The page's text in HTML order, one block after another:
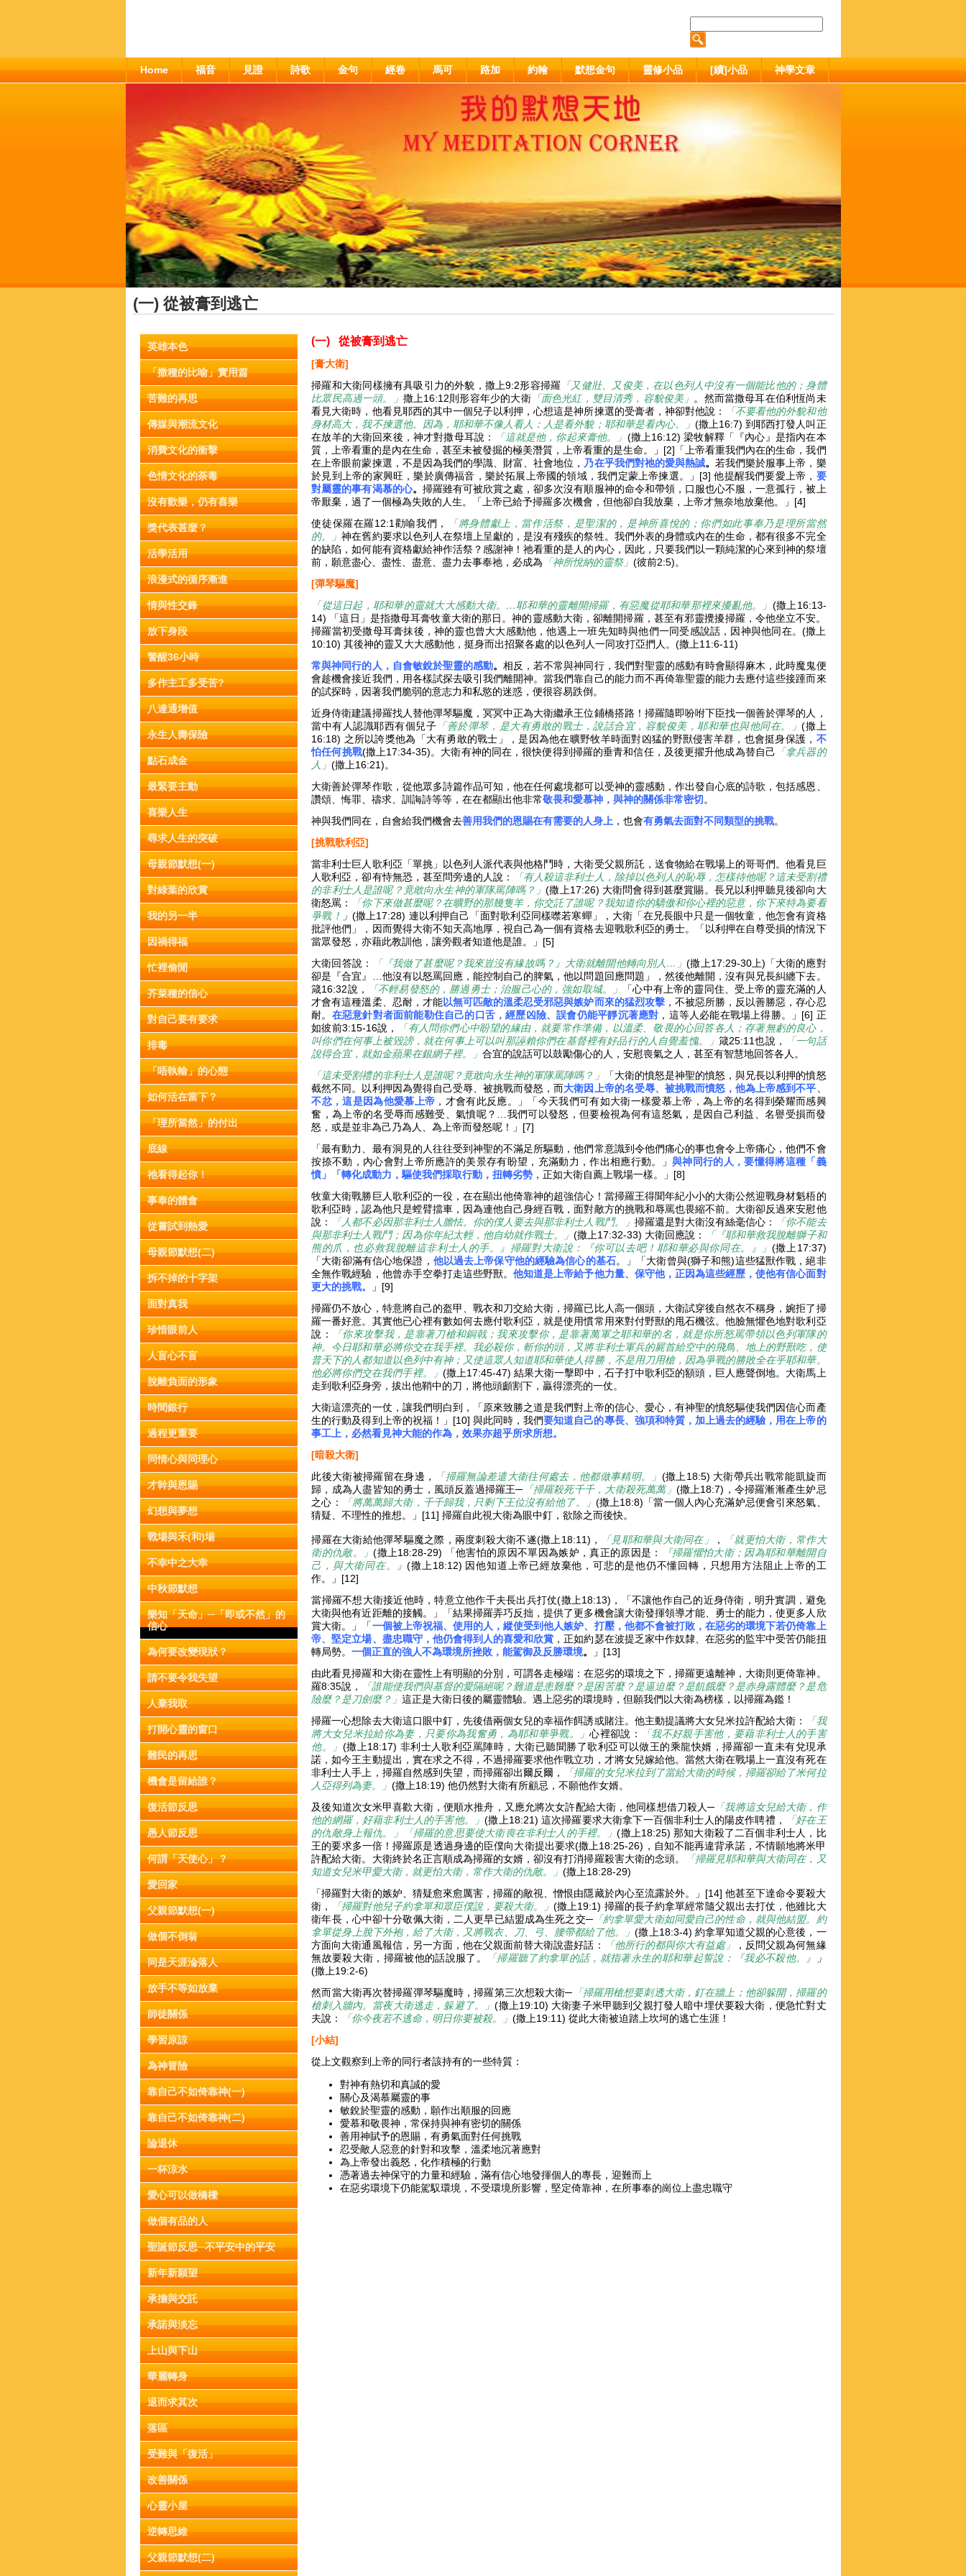
Home 福音 見證 詩歌 金句 經卷 馬可 路加 約翰 默想金句 靈修小品 [續]小品 神學文章
(一) 從被膏到逃亡
英雄本色
「撒種的比喻」實用篇
苦難的再思
傳媒與潮流文化
消費文化的衝擊
色情文化的荼毒
沒有歡樂，仍有喜樂
獎代表甚麼？
活學活用
浪漫式的循序漸進
情與性交鋒
放下身段
警醒36小時
多作主工多受苦?
八達通增值
永生人壽保險
點石成金
最緊要主動
喜樂人生
尋求人生的突破
母親節默想(一)
對綠葉的欣賞
我的另一半
因禍得福
忙裡偷閒
芥菜種的信心
對自己要有要求
排毒
「唔執輸」的心態
如何活在當下？
「理所當然」的付出
底線
祂看得起你！
事奉的體會
從嘗試到熱愛
母親節默想(二)
拆不掉的十字架
面對真我
珍惜眼前人
人盲心不盲
脫離負面的形象
時間銀行
過程更重要
同情心與同理心
才幹與恩賜
幻想與夢想
戰場與禾(和)場
不幸中之大幸
中秋節默想
樂知「天命」─「即或不然」的
信心
為何要改變現狀？
請不要令我失望
人棄我取
打開心靈的窗口
難民的再思
機會是留給誰？
復活節反思
愚人節反思
何謂「天使心」？
愛回家
父親節默想(一)
做個不倒翁
同是天涯淪落人
放手不等如放棄
師徒關係
學習原諒
為神冒險
靠自己不如倚靠神(一)
靠自己不如倚靠神(二)
論退休
一杯涼水
愛心可以做橋樑
做個有品的人
聖誕節反思─不平安中的平安
新年新願望
承擔與交託
承諾與淡忘
上山與下山
華麗轉身
退而求其次
落區
受難與「復活」
改善關係
心靈小屋
逆轉思維
父親節默想(二)
(一)從被膏到逃亡
[膏大衛]
掃羅和大衛同樣擁有具吸引力的外貌，撒上9:2形容掃羅 「又健壯、又俊美，在以色列人中沒有一個能比他的；身體
比眾民高過一頭。」 撒上16:12則形容年少的大衛「面色光紅，雙目清秀，容貌俊美」 。然而當撒母耳在伯利恆尚未
看見大衛時，他看見耶西的其中一個兒子以利押，心想這是神所揀選的受膏者，神卻對他說：
「不要看他的外貌和他
身材高大，我不揀選他。因為，耶和華不像人看人：人是看外貌；耶和華是看內心。」 (撒上16:7) 到耶西打發人叫正
在放羊的大衛回來後，神才對撒母耳說：
「這就是他，你起來膏他。」 (撒上16:12) 梁牧解釋「『內心』是指內在本
質，上帝看重的是內在生命，甚至未被發掘的極美潛質，上帝看重的是生命。」[2]「上帝看重我們內在的生命，我們
在上帝眼前蒙揀選，不是因為我們的學識、財富、社會地位， 乃在乎我們對祂的愛與熱誠。若我們樂於服事上帝，樂
於見到上帝的家興旺，樂於廣傳福音，樂於拓展上帝國的領域，我們定蒙上帝揀選。」[3] 他提醒我們要愛上帝， 要
對屬靈的事有渴慕的心。 掃羅雖有可被欣賞之處，卻多次沒有順服神的命令和帶領，口服也心不服，一意孤行，被上
帝厭棄，過了一個極為失敗的人生。「上帝已給予掃羅多次機會，但他卻自我放棄，上帝才無奈地放棄他。」[4]
使徒保羅在羅12:1勸喻我們，
「將身體獻上，當作活祭，是聖潔的，是神所喜悅的；你們如此事奉乃是理所當然
的。」神在舊約要求以色列人在祭壇上呈獻的，是沒有殘疾的祭牲。我們外表的身體或內在的生命，都有很多不完全
的缺陷，如何能有資格獻給神作活祭？感謝神！祂看重的是人的內心，因此，只要我們以一顆純潔的心來到神的祭壇
前，願意盡心、盡性、盡意、盡力去事奉祂，必成為 「神所悅納的靈祭」(彼前2:5)。
[彈琴驅魔]
「從這日起，耶和華的靈就大大感動大衛。 …耶和華的靈離開掃羅，有惡魔從耶和華那裡來擾亂他。」 (撒上16:13-
14) 「這日」是指撒母耳膏牧童大衛的那日。神的靈感動大衛，卻離開掃羅，甚至有邪靈攪擾掃羅，令他坐立不安。
掃羅當初受撒母耳膏抹後，神的靈也曾大大感動他，他遇上一班先知時與他們一同受感說話，因神與他同在。(撒上
10:10) 其後神的靈又大大感動他，挺身而出招聚各處的以色列人一同攻打亞捫人。(撒上11:6-11)
常與神同行的人，自會敏銳於聖靈的感動。相反，若不常與神同行，我們對聖靈的感動有時會顯得麻木，此時魔鬼便
會趁機會接近我們，用各樣試探去吸引我們離開神。當我們靠自己的能力而不再倚靠聖靈的能力去應付這些接踵而來
的試探時，因著我們脆弱的意志力和私慾的迷惑，便很容易跌倒。
近身侍衛建議掃羅找人替他彈琴驅魔，冥冥中正為大衛繼承王位鋪橋搭路！掃羅隨即吩咐下臣找一個善於彈琴的人，
當中有人認識耶西有個兒子 「善於彈琴，是大有勇敢的戰士，說話合宜，容貌俊美，耶和華也與他同在。」(撒上
16:18) 之所以誇獎他為「大有勇敢的戰士」，是因為他在曠野牧羊時面對凶猛的野獸侵害羊群，也會挺身保護， 不
怕任何挑戰(撒上17:34-35)。大衛有神的同在，很快便得到掃羅的垂青和信任，及後更擢升他成為替自己 「拿兵器的
人」(撒上16:21)。
大衛善於彈琴作歌，從他眾多詩篇作品可知，他在任何處境都可以受神的靈感動，作出發自心底的詩歌，包括感恩、
讚頌、悔罪、禱求、訓誨詩等等，在在都顯出他非常敬畏和愛慕神，與神的關係非常密切。
神與我們同在，自會給我們機會去善用我們的恩賜在有需要的人身上 ，也會有勇氣去面對不同類型的挑戰。
[挑戰歌利亞]
當非利士巨人歌利亞「單挑」以色列人派代表與他格鬥時，大衛受父親所託，送食物給在戰場上的哥哥們。他看見巨
人歌利亞，卻有恃無恐，甚至問旁邊的人說：
「有人殺這非利士人，除掉以色列人的恥辱，怎樣待他呢？這未受割禮
的非利士人是誰呢？竟敢向永生神的軍隊罵陣嗎？」(撒上17:26) 大衛問會得到甚麼賞賜。長兄以利押聽見後卻向大
衛怒罵：
「你下來做甚麼呢？在曠野的那幾隻羊，你交託了誰呢？我知道你的驕傲和你心裡的惡意，你下來特為要看
爭戰！ 」 (撒上17:28) 連以利押自己「面對歌利亞同樣噤若寒蟬」，大衛「在兄長眼中只是一個牧童，他怎會有資格
批評他們」，因而覺得大衛不知天高地厚，視自己為一個有資格去迎戰歌利亞的勇士。「以利押在自尊受損的情況下
當眾發怒，亦藉此教訓他，讓旁觀者知道他是誰。」[5]
大衛回答說：
「『我做了甚麼呢？我來豈沒有緣故嗎？』大衛就離開他轉向別人…」(撒上17:29-30上) 「大衛的應對
卻是『合宜』…他沒有以怒罵回應，能控制自己的脾氣，他以問題回應問題」，然後他離開，沒有與兄長糾纏下去。
箴16:32說，
「不輕易發怒的，勝過勇士；治服己心的，強如取城。」
「心中有上帝的靈同住、受上帝的靈充滿的人
才會有這種溫柔、忍耐，才能以無可匹敵的溫柔忍受邪惡與嫉妒而來的猛烈攻擊，不被惡所勝，反以善勝惡，存心忍
耐。 在惡意針對者面前能勒住自己的口舌 ，經歷凶險、誤會仍能平靜沉著應對 ，這等人必能在戰場上得勝。」[6] 正
如彼前3:15-16說，
「有人問你們心中盼望的緣由，就要常作準備，以溫柔、敬畏的心回答各人；存著無虧的良心，
叫你們在何事上被毀謗，就在何事上可以叫那誣賴你們在基督裡有好品行的人自覺羞愧。」箴25:11也說，
「一句話
說得合宜，就如金蘋果在銀網子裡。」合宜的說話可以鼓勵傷心的人，安慰喪氣之人，甚至有智慧地回答各人。
「這未受割禮的非利士人是誰呢？竟敢向永生神的軍隊罵陣嗎？」
「大衛的憤怒是神聖的憤怒，與兄長以利押的憤怒
截然不同。以利押因為覺得自己受辱、被挑戰而發怒，而大衛因上帝的名受辱、被挑戰而憤怒，他為上帝感到不平、
不忿，這是因為他愛慕上帝 ，才會有此反應。」「今天我們可有如大衛一樣愛慕上帝，為上帝的名得到榮耀而感興
奮，為上帝的名受辱而感難受、氣憤呢？…我們可以發怒，但要檢視為何有這怒氣，是因自己利益、名譽受損而發
怒，或是並非為己乃為人、為上帝而發怒呢！」[7]
「最有動力、最有洞見的人往往受到神聖的不滿足所驅動，他們常意識到令他們痛心的事也會令上帝痛心，他們不會
按捺不動，內心會對上帝所應許的美景存有盼望，充滿動力，作出相應行動。」 與神同行的人，要懂得將這種「義
憤」「轉化成動力，驅使我們採取行動，扭轉劣勢 ，正如大衛自薦上戰場一樣。」[8]
牧童大衛戰勝巨人歌利亞的一役，在在顯出他倚靠神的超強信心！當掃羅王得聞年紀小小的大衛公然迎戰身材魁梧的
歌利亞時，認為他只是螳臂擋車，因為連他自己身經百戰，面對敵方的挑戰和辱罵也畏縮不前。大衛卻反過來安慰他
說：
「人都不必因那非利士人膽怯。你的僕人要去與那非利士人戰鬥。」 掃羅還是對大衛沒有絲毫信心：
「你不能去
與那非利士人戰鬥；因為你年紀太輕，他自幼就作戰士。」 (撒上17:32-33) 大衛回應說：
「『耶和華救我脫離獅子和
熊的爪，也必救我脫離這非利士人的手。』掃羅對大衛說：『你可以去吧！耶和華必與你同在。』」 (撒上17:37)
「大衛卻滿有信心地保證， 他以過去上帝保守他的經驗為信心的基石。」「大衛曾與(獅子和熊)這些猛獸作戰，絕非
全無作戰經驗，他曾赤手空拳打走這些野獸。他知道是上帝給予他力量、保守他，正因為這些經歷，使他有信心面對
更大的挑戰。
」[9]
掃羅仍不放心，特意將自己的盔甲、戰衣和刀交給大衛，掃羅已比人高一個頭，大衛試穿後自然衣不稱身，婉拒了掃
羅一番好意。其實他已心裡有數如何去應付歌利亞，就是使用慣常用來對付野獸的甩石機弦。他臉無懼色地對歌利亞
說：
「你來攻擊我，是靠著刀槍和銅戟；我來攻擊你，是靠著萬軍之耶和華的名，就是你所怒罵帶領以色列軍隊的
神。今日耶和華必將你交在我手裡。我必殺你，斬你的頭，又將非利士軍兵的屍首給空中的飛鳥、地上的野獸吃，使
普天下的人都知道以色列中有神；又使這眾人知道耶和華使人得勝，不是用刀用槍，因為爭戰的勝敗全在乎耶和華。
他必將你們交在我們手裡。」 (撒上17:45-47) 結果大衛一擊即中，石子打中歌利亞的額頭，巨人應聲倒地。大衛馬上
走到歌利亞身旁，拔出他鞘中的刀，將他頭顱割下，贏得漂亮的一仗。
大衛這漂亮的一仗，讓我們明白到，「原來致勝之道是我們對上帝的信心、愛心，有神聖的憤怒驅使我們因信心而產
生的行動及得到上帝的祝福！」[10] 與此同時，我們要知道自己的專長、強項和特質，加上過去的經驗，用在上帝的
事工上，必然看見神大能的作為，效果亦超乎所求所想。
[暗殺大衛]
此後大衛被掃羅留在身邊，
「掃羅無論差遣大衛往何處去，他都做事精明。」 (撒上18:5) 大衛帶兵出戰常能凱旋而
歸，成為人盡皆知的勇士，風頭反蓋過掃羅王─ 「掃羅殺死千千，大衛殺死萬萬」 (撒上18:7)，令掃羅漸漸產生妒忌
之心：
「將萬萬歸大衛，千千歸我，只剩下王位沒有給他了。」 (撒上18:8)「當一個人內心充滿妒忌便會引來怒氣、
猜疑、不理性的推想。」[11] 掃羅自此視大衛為眼中釘，欲除之而後快。
掃羅在大衛給他彈琴驅魔之際，兩度刺殺大衛不遂(撒上18:11)， 「見耶和華與大衛同在」 ，
「就更怕大衛，常作大
衛的仇敵。」(撒上18:28-29) 「他害怕的原因不單因為嫉妒，真正的原因是：
『掃羅懼怕大衛；因為耶和華離開自
己，與大衛同在。』(撒上18:12) 因他知道上帝已經放棄他，可悲的是他仍不懂回轉，只想用方法阻止上帝的工
作。」[12]
當掃羅不想大衛接近他時，特意立他作千夫長出兵打仗(撒上18:13)，「不讓他作自己的近身侍衛，明升實調，避免
大衛與他有近距離的接觸。」「結果掃羅弄巧反拙，提供了更多機會讓大衛發揮領導才能、勇士的能力，使更多人欣
賞大衛。」「一個被上帝祝福、使用的人，縱使受到他人嫉妒、打壓，他都不會被打敗，在惡劣的環境下若仍倚靠上
帝、堅定立場、盡忠職守，他仍會得到人的喜愛和欣賞 ，正如約瑟在波提乏家中作奴隸、在惡劣的監牢中受苦仍能扭
轉局勢。一個正直的強人不為環境所挫敗，能駕御及反勝環境。
」[13]
由此看見掃羅和大衛在靈性上有明顯的分別，可謂各走極端：在惡劣的環境之下，掃羅更遠離神，大衛則更倚靠神。
羅8:35說，
「誰能使我們與基督的愛隔絕呢？難道是患難麼？是困苦麼？是逼迫麼？是飢餓麼？是赤身露體麼？是危
險麼？是刀劍麼？」這正是大衛日後的屬靈體驗。遇上惡劣的環境時，但願我們以大衛為榜樣，以掃羅為鑑！
掃羅一心想除去大衛這口眼中釘，先後借兩個女兒的幸福作餌誘或賭注。他主動提議將大女兒米拉許配給大衛：
「我
將大女兒米拉給你為妻，只要你為我奮勇，為耶和華爭戰。」心裡卻說：
「我不好親手害他，要藉非利士人的手害
他。」 (撒上18:17) 非利士人歌利亞罵陣時，大衛已聽聞勝了歌利亞可以做王的乘龍快婿，掃羅卻一直未有兌現承
諾，如今王主動提出，實在求之不得，不過掃羅要求他作戰立功，才將女兒嫁給他。當然大衛在戰場上一直沒有死在
非利士人手上，掃羅自然感到失望，而掃羅卻出爾反爾，
「掃羅的女兒米拉到了當給大衛的時候，掃羅卻給了米何拉
人亞得列為妻。」(撒上18:19) 他仍然對大衛有所顧忌，不願他作女婿。
及後知道次女米甲喜歡大衛，便順水推舟，又應允將次女許配給大衛，他同樣想借刀殺人─ 「我將這女兒給大衛，作
他的網羅，好藉非利士人的手害他。」(撒上18:21) 這次掃羅要求大衛拿下一百個非利士人的陽皮作聘禮，
「好在王
的仇敵身上報仇。」「掃羅的意思要使大衛喪在非利士人的手裡。」(撒上18:25) 那知大衛殺了二百個非利士人，比
王的要求多一倍！掃羅原是透過身邊的臣僕向大衛提出要求(撒上18:25-26)，自知不能再違背承諾，不情願地將米甲
許配給大衛。大衛終於名正言順成為掃羅的女婿，卻沒有打消掃羅殺害大衛的念頭。
「掃羅見耶和華與大衛同在，又
知道女兒米甲愛大衛，就更怕大衛，常作大衛的仇敵。」(撒上18:28-29)
「掃羅對大衛的嫉妒、猜疑愈來愈厲害，掃羅的敵視、憎恨由隱藏於內心至流露於外。」[14] 他甚至下達命令要殺大
衛，
「掃羅對他兒子約拿單和眾臣僕說，要殺大衛。」(撒上19:1) 掃羅的長子約拿單經常隨父親出去打仗，他雖比大
衛年長，心中卻十分敬佩大衛，二人更早已結盟成為生死之交─「約拿單愛大衛如同愛自己的性命，就與他結盟。約
拿單從身上脫下外袍，給了大衛，又將戰衣、刀、弓、腰帶都給了他。」(撒上18:3-4) 約拿單知道父親的心意後，一
方面向大衛通風報信，另一方面，他在父親面前替大衛說盡好話：
「他所行的都與你大有益處」
，反問父親為何無緣
無故要殺大衛，掃羅被他的話說服了。
「掃羅聽了約拿單的話，就指著永生的耶和華起誓說：『我必不殺他。』
」
(撒上19:2-6)
然而當大衛再次替掃羅彈琴驅魔時，掃羅第三次想殺大衛─ 「掃羅用槍想要刺透大衛，釘在牆上；他卻躲開，掃羅的
槍刺入牆內。當夜大衛逃走，躲避了。」(撒上19:10) 大衛妻子米甲聽到父親打發人暗中埋伏要殺大衛，便急忙對丈
夫說：
「你今夜若不逃命，明日你要被殺。」(撒上19:11) 從此大衛被迫踏上坎坷的逃亡生涯！
[小結]
從上文觀察到上帝的同行者該持有的一些特質：
對神有熱切和真誠的愛
關心及渴慕屬靈的事
敏銳於聖靈的感動，願作出順服的回應
愛慕和敬畏神，常保持與神有密切的關係
善用神賦予的恩賜，有勇氣面對任何挑戰
忍受敵人惡意的針對和攻擊，溫柔地沉著應對
為上帝發出義怒，化作積極的行動
憑著過去神保守的力量和經驗，滿有信心地發揮個人的專長，迎難而上
在惡劣環境下仍能駕馭環境，不受環境所影響，堅定倚靠神，在所事奉的崗位上盡忠職守